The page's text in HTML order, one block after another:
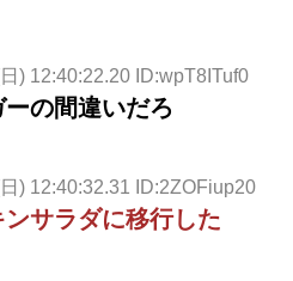
) 12:40:22.20 ID:wpT8ITuf0
の間違いだろ
) 12:40:32.31 ID:2ZOFiup20
サラダに移行した